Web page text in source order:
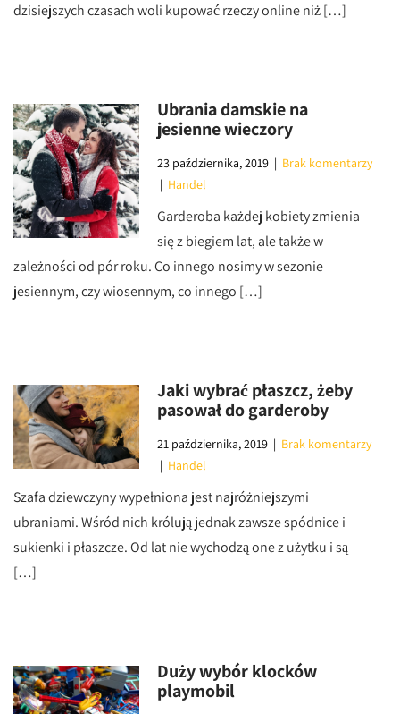
dzisiejszych czasach woli kupować rzeczy online niż […]
Ubrania damskie na
jesienne wieczory
23 października, 2019 | Brak komentarzy
| Handel
Garderoba każdej kobiety zmienia
się z biegiem lat, ale także w
zależności od pór roku. Co innego nosimy w sezonie
jesiennym, czy wiosennym, co innego […]
Jaki wybrać płaszcz, żeby
pasował do garderoby
21 października, 2019 | Brak komentarzy
| Handel
Szafa dziewczyny wypełniona jest najróżniejszymi
ubraniami. Wśród nich królują jednak zawsze spódnice i
sukienki i płaszcze. Od lat nie wychodzą one z użytku i są
[…]
Duży wybór klocków
playmobil